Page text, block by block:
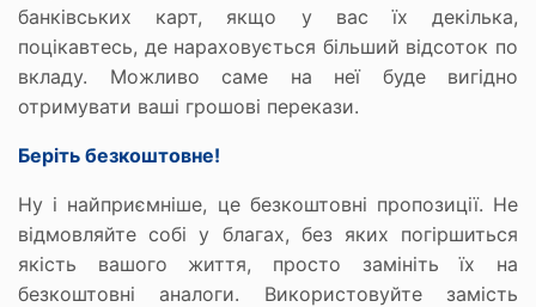
банківських карт, якщо у вас їх декілька,
поцікавтесь, де нараховується більший відсоток по
вкладу. Можливо саме на неї буде вигідно
отримувати ваші грошові перекази.
Беріть безкоштовне!
Ну і найприємніше, це безкоштовні пропозиції. Не
відмовляйте собі у благах, без яких погіршиться
якість вашого життя, просто замініть їх на
безкоштовні аналоги. Використовуйте замість